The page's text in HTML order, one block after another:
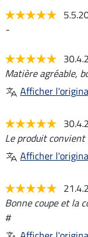
-
Matière agréable,
Afficher
Le produit
Afficher
Bonne coupe et la
#